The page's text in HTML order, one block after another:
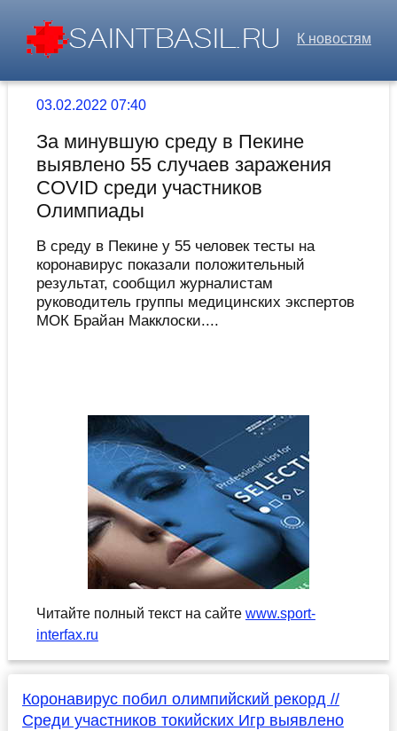
К новостям
03.02.2022 07:40
За минувшую среду в Пекине
выявлено 55 случаев заражения
СOVID среди участников
Олимпиады
В среду в Пекине у 55 человек тесты на
коронавирус показали положительный
результат, сообщил журналистам
руководитель группы медицинских экспертов
МОК Брайан Макклоски....
Читайте полный текст на сайте www.sport-
interfax.ru
Коронавирус побил олимпийский рекорд //
Среди участников токийских Игр выявлено